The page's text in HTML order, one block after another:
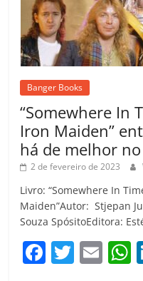
Banger Books
“Somewhere In
Iron Maiden”
há de melhor
2 de fevereiro de 2023
Livro: “Somewhere In
Maiden”Autor: Stjepan
Souza SpósitoEditora:
F T E